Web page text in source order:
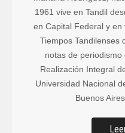
1961 vive en Tandil
en Capital Federal y
Tiempos Tandilenses
notas de
Realización Integral
Universidad Nacional
Buenos